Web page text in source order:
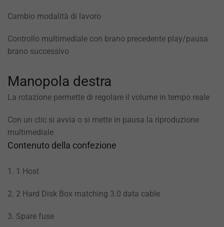
Cambio modalità di lavoro
Controllo multimediale con brano precedente play/pausa
brano successivo
Manopola destra
La rotazione permette di regolare il volume in tempo reale
Con un clic si avvia o si mette in pausa la riproduzione
multimediale
Contenuto della confezione
1. 1 Host
2. 2 Hard Disk Box matching 3.0 data cable
3. Spare fuse